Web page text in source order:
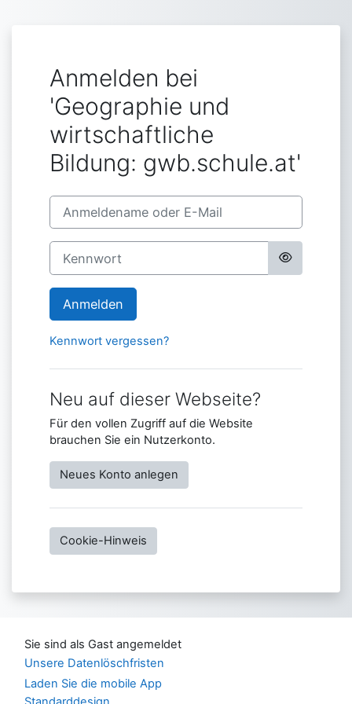
Anmelden bei
'Geographie und
wirtschaftliche
Bildung: gwb.schule.at'
Anmeldename oder E-Mail
Kennwort
Anmelden
Kennwort vergessen?
Neu auf dieser Webseite?
Für den vollen Zugriff auf die Website
brauchen Sie ein Nutzerkonto.
Neues Konto anlegen
Cookie-Hinweis
Sie sind als Gast angemeldet
Unsere Datenlöschfristen
Laden Sie die mobile App